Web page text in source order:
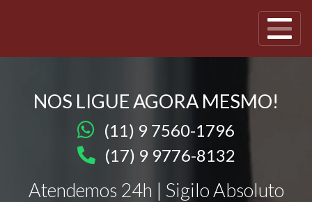
NOS LIGUE AGORA MESMO!
(11) 9 7560-1796
(17) 9 9776-8132
Atendemos 24h | Sigilo Absoluto